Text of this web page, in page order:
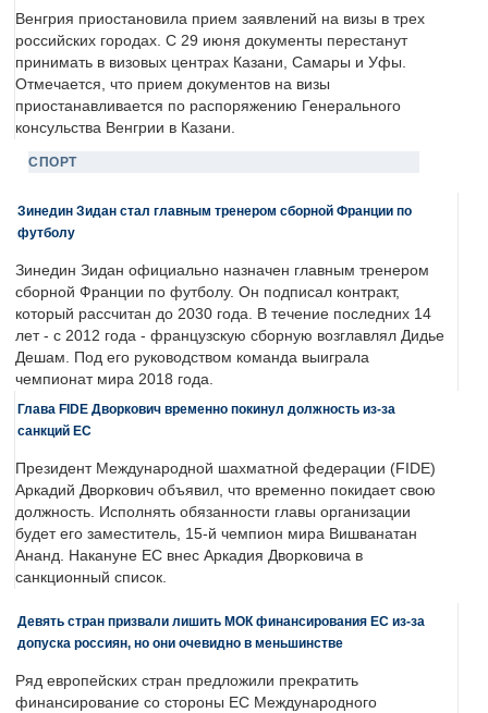
Венгрия приостановила прием заявлений на визы в трех
российских городах. С 29 июня документы перестанут
принимать в визовых центрах Казани, Самары и Уфы.
Отмечается, что прием документов на визы
приостанавливается по распоряжению Генерального
консульства Венгрии в Казани.
СПОРТ
Зинедин Зидан стал главным тренером сборной Франции по
футболу
Зинедин Зидан официально назначен главным тренером
сборной Франции по футболу. Он подписал контракт,
который рассчитан до 2030 года. В течение последних 14
лет - с 2012 года - французскую сборную возглавлял Дидье
Дешам. Под его руководством команда выиграла
чемпионат мира 2018 года.
Глава FIDE Дворкович временно покинул должность из-за
санкций ЕС
Президент Международной шахматной федерации (FIDE)
Аркадий Дворкович объявил, что временно покидает свою
должность. Исполнять обязанности главы организации
будет его заместитель, 15-й чемпион мира Вишванатан
Ананд. Накануне ЕС внес Аркадия Дворковича в
санкционный список.
Девять стран призвали лишить МОК финансирования ЕС из-за
допуска россиян, но они очевидно в меньшинстве
Ряд европейских стран предложили прекратить
финансирование со стороны ЕС Международного